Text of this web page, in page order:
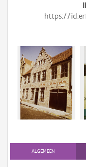
Thema
Gebeurtenis
Persoon of collectief
Downloads
Aanmelden
https://
ALGEMEEN